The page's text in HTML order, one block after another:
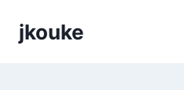
sisältöön
jkouke